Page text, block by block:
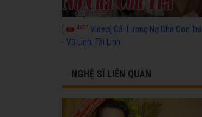
4433 Video] Cải Lương Nợ Cha Con Trả
- Vũ Linh, Tài Linh
NGHỆ SĨ LIÊN QUAN